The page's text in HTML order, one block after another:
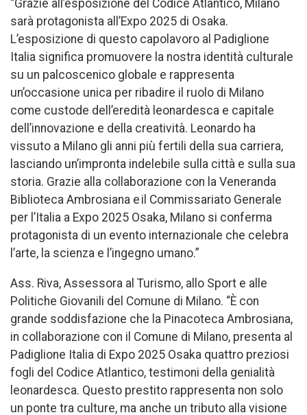
“Grazie all’esposizione del Codice Atlantico, Milano
sarà protagonista all’Expo 2025 di Osaka.
L’esposizione di questo capolavoro al Padiglione
Italia significa promuovere la nostra identità culturale
su un palcoscenico globale e rappresenta
un’occasione unica per ribadire il ruolo di Milano
come custode dell’eredità leonardesca e capitale
dell’innovazione e della creatività. Leonardo ha
vissuto a Milano gli anni più fertili della sua carriera,
lasciando un’impronta indelebile sulla città e sulla sua
storia. Grazie alla collaborazione con la Veneranda
Biblioteca Ambrosiana e il Commissariato Generale
per l’Italia a Expo 2025 Osaka, Milano si conferma
protagonista di un evento internazionale che celebra
l’arte, la scienza e l’ingegno umano.”
Ass. Riva, Assessora al Turismo, allo Sport e alle
Politiche Giovanili del Comune di Milano. “È con
grande soddisfazione che la Pinacoteca Ambrosiana,
in collaborazione con il Comune di Milano, presenta al
Padiglione Italia di Expo 2025 Osaka quattro preziosi
fogli del Codice Atlantico, testimoni della genialità
leonardesca. Questo prestito rappresenta non solo
un ponte tra culture, ma anche un tributo alla visione